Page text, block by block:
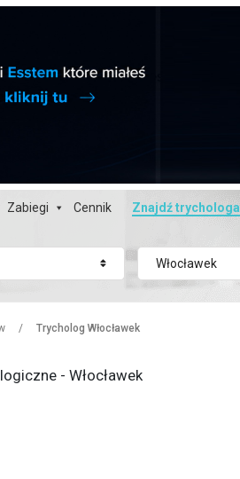
Zabiegi Cennik Znajdź trychologa
Włocławek
/ Trycholog Włocławek
- Włocławek